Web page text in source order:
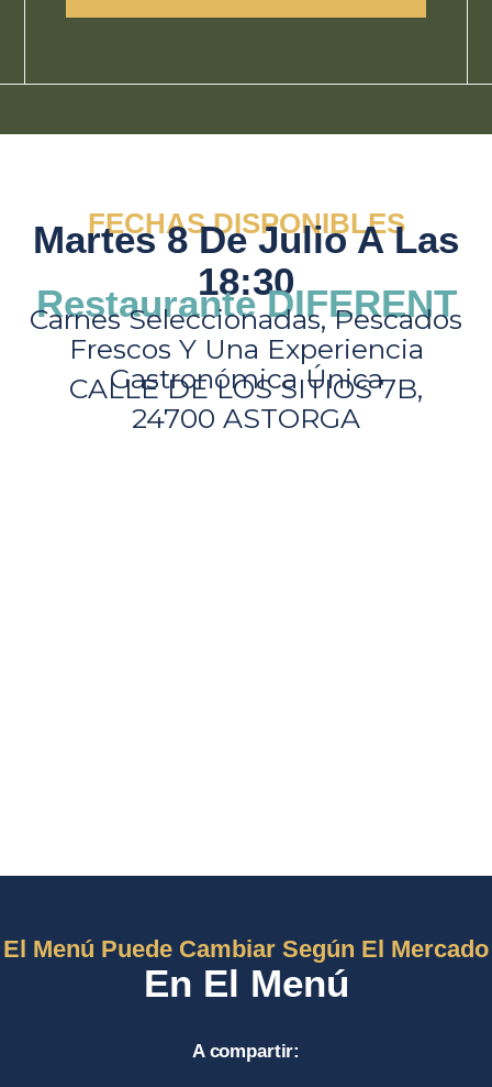
FECHAS DISPONIBLES
Martes 8 De Julio A Las
18:30
Restaurante DIFERENT
Carnes Seleccionadas, Pescados
Frescos Y Una Experiencia
Gastronómica Única
CALLE DE LOS SITIOS 7B,
24700 ASTORGA
El Menú Puede Cambiar Según El Mercado
En El Menú
A compartir: